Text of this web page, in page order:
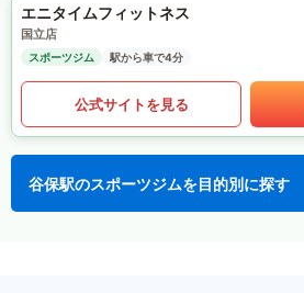
エニタイムフィットネス
国立店
スポーツジム 駅から車で4分
公式サイトを見る
谷保駅のスポーツジムを目的別に探す